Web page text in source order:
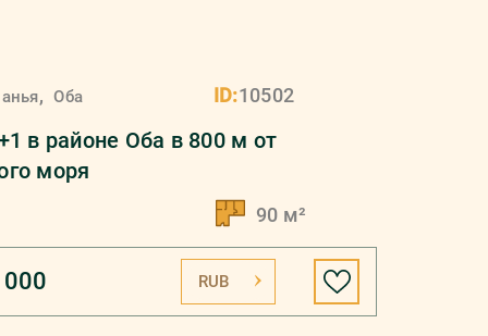
, Оба ID:10502
в районе Оба в 800 м от
моря
90 м²
RUB